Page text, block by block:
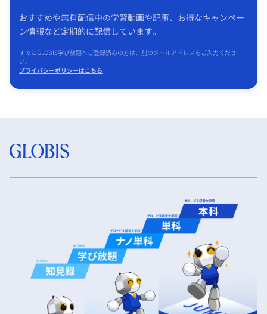
おすすめや無料配信中の学習動画や記事、お得なキャンペー
ン情報など定期的に配信しています。
すでにGLOBIS学び放題へご登録済みの方は、別のメールアドレスをご入力くださ
い。
プライバシーポリシーはこちら